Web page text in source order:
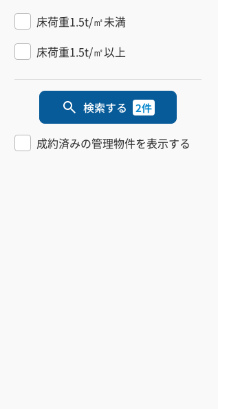
床荷重1.5t/㎡未満
床荷重1.5t/㎡以上
検索する 2件
成約済みの管理物件を表示する